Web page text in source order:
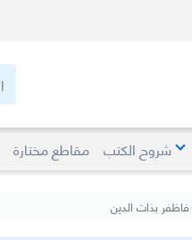
شروح الكتب مقاطع مختارة
فاظفر بذات الدين